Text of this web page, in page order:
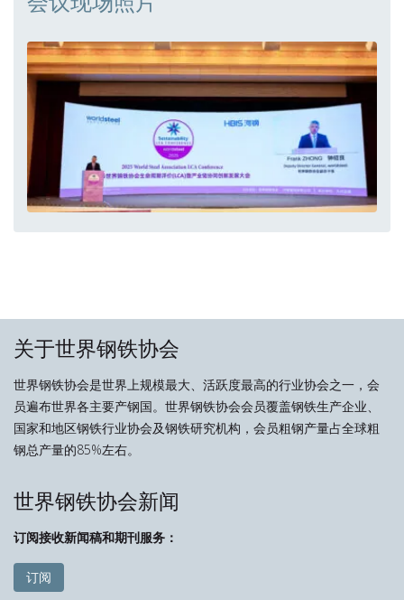
关于世界钢铁协会
世界钢铁协会是世界上规模最大、活跃度最高的行业协会之一，会
员遍布世界各主要产钢国。世界钢铁协会会员覆盖钢铁生产企业、
国家和地区钢铁行业协会及钢铁研究机构，会员粗钢产量占全球粗
钢总产量的85%左右。
世界钢铁协会新闻
订阅接收新闻稿和期刊服务：
订阅